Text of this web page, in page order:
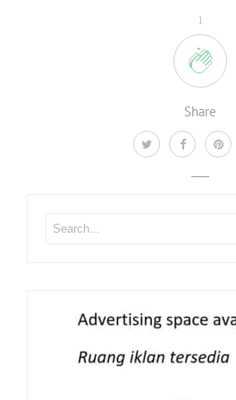
1
Share